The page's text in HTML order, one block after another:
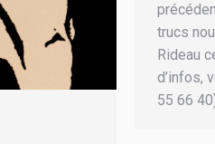
trucs
Rideau
d’infos,
55 66